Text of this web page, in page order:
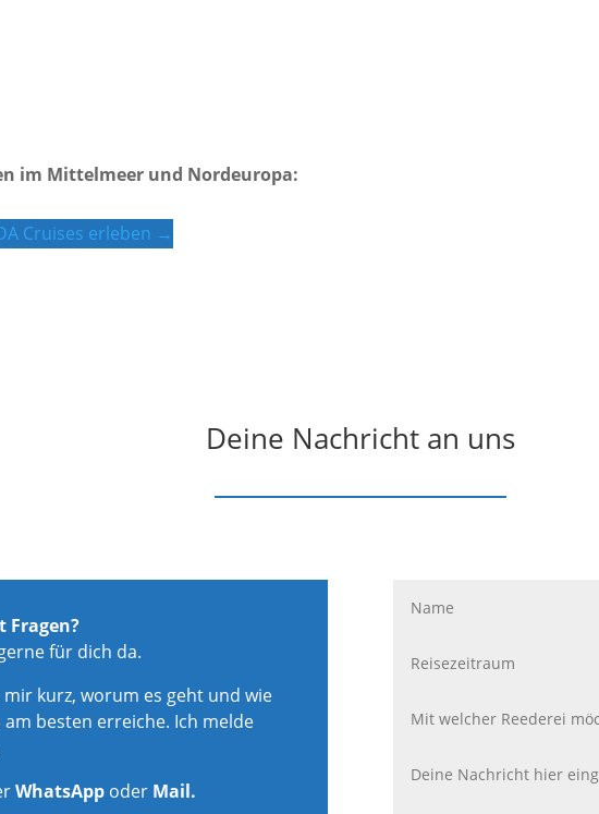
im Mittelmeer und Nordeuropa:
Cruises erleben →
Deine Nachricht an uns
Fragen?
für dich da.
mir kurz, worum es geht und wie
am besten erreiche. Ich melde
WhatsApp oder Mail.